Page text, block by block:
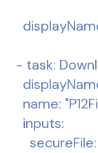
- task:
name:
inputs:
secureFile: